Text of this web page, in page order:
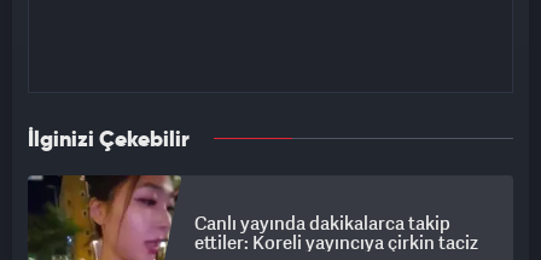
İlginizi Çekebilir
Canlı yayında dakikalarca takip
ettiler: Koreli yayıncıya çirkin taciz